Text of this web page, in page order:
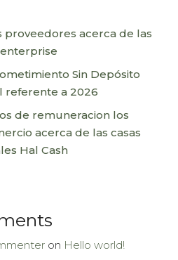
proveedores acerca de las
Sin Depósito
referente a 2026
de remuneracion los
acerca de las casas
Hal Cash
on Hello world!